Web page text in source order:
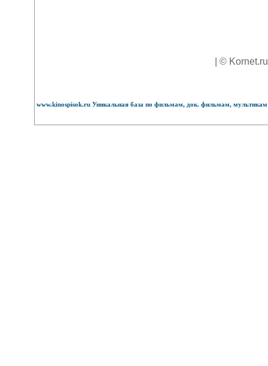
| ©
www.kinospisok.ru Уникальная база по фильмам, док. фильмам,